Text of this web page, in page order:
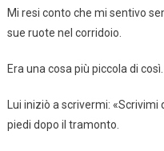
Mi resi conto che mi sentivo
sue ruote nel corridoio.
Era una cosa più piccola di così.
Lui iniziò a scrivermi:
piedi dopo il tramonto.